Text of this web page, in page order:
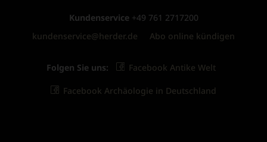
Kundenservice +49 761 2717200
kundenservice@herder.de
Abo online kündigen
Folgen Sie uns: Facebook Antike Welt
Facebook Archäologie in Deutschland